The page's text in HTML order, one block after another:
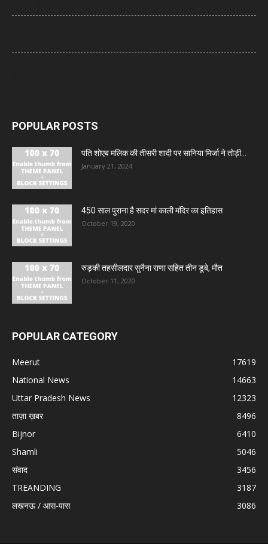
POPULAR POSTS
पति शोएब मलिक की तीसरी शादी पर सानिया मिर्जा ने तोड़ी...
January 21, 2024
450 साल पुराना है सदर मां काली मंदिर का इतिहास
October 19, 2020
रुड़की तहसीलदार सुनैना राणा सहित तीन डूबे, मौत
October 11, 2020
POPULAR CATEGORY
Meerut
17619
National News
14663
Uttar Pradesh News
12323
ताज़ा ख़बर
8496
Bijnor
6410
Shamli
5046
संवाद
3456
TREANDING
3187
लखनऊ / आस-पास
3086